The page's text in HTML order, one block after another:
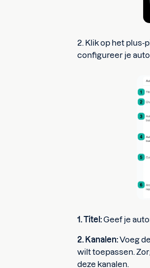
2. Klik op het
configureer je
1. Titel: Geef je
2. Kanalen:Voeg
wilt toepassen.
deze kanalen.